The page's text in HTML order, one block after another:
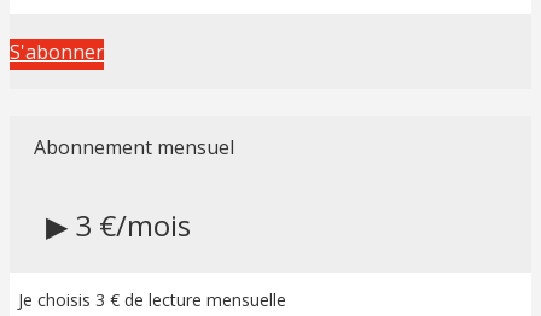
S'abonner
Abonnement mensuel
▶ 3 €/mois
Je choisis 3 € de lecture mensuelle